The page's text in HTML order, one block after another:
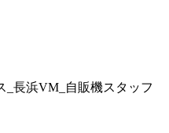
_長浜VM_自販機スタッフ